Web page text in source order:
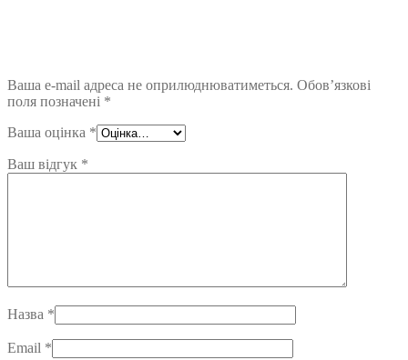
Ваша e-mail адреса не оприлюднюватиметься. Обов’язкові
поля позначені *
Ваша оцінка *
Ваш відгук *
Назва *
Email *